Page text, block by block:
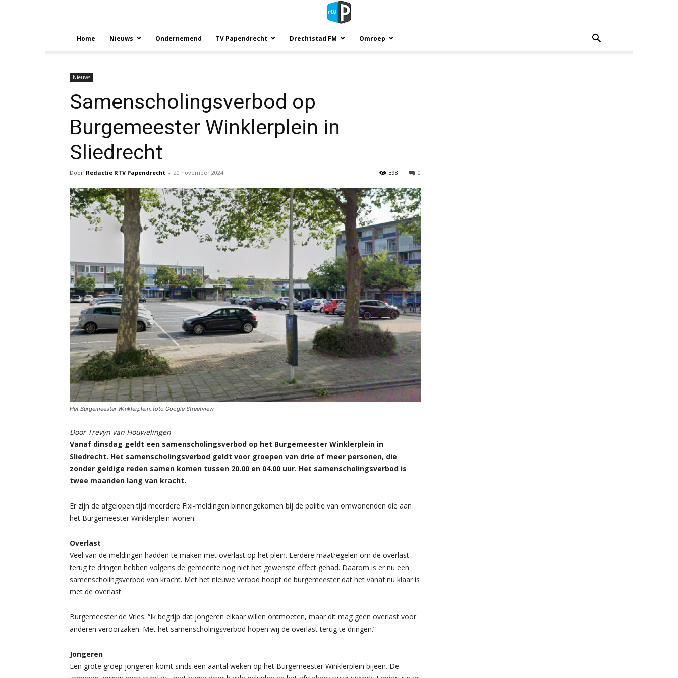
Home Nieuws Ondernemend TV Papendrecht Drechtstad FM Omroep
Nieuws
Samenscholingsverbod op
Burgemeester Winklerplein in
Sliedrecht
Door Redactie RTV Papendrecht - 20 november 2024 0
398
Het Burgemeester Winklerplein, foto Google Streetview
Door Trevyn van Houwelingen
Vanaf dinsdag geldt een samenscholingsverbod op het Burgemeester Winklerplein in
Sliedrecht. Het samenscholingsverbod geldt voor groepen van drie of meer personen, die
zonder geldige reden samen komen tussen 20.00 en 04.00 uur. Het samenscholingsverbod is
twee maanden lang van kracht.
Er zijn de afgelopen tijd meerdere Fixi-meldingen binnengekomen bij de politie van omwonenden die aan
het Burgemeester Winklerplein wonen.
Overlast
Veel van de meldingen hadden te maken met overlast op het plein. Eerdere maatregelen om de overlast
terug te dringen hebben volgens de gemeente nog niet het gewenste effect gehad. Daarom is er nu een
samenscholingsverbod van kracht. Met het nieuwe verbod hoopt de burgemeester dat het vanaf nu klaar is
met de overlast.
Burgemeester de Vries: “Ik begrijp dat jongeren elkaar willen ontmoeten, maar dit mag geen overlast voor
anderen veroorzaken. Met het samenscholingsverbod hopen wij de overlast terug te dringen.”
Jongeren
Een grote groep jongeren komt sinds een aantal weken op het Burgemeester Winklerplein bijeen. De